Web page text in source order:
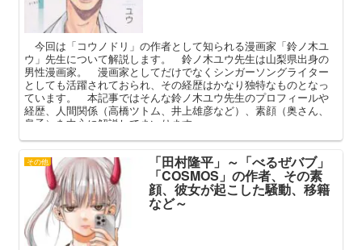
今回は「コウノドリ」の作者として知られる漫画家「鈴ノ木ユ
ウ」先生について解説します。 鈴ノ木ユウ先生は山梨県出身の
男性漫画家。 漫画家としてだけでなくシンガーソングライター
としても活躍されておられ、その経歴はかなり独特なものとなっ
ています。 本記事ではそんな鈴ノ木ユウ先生のプロフィールや
経歴、人間関係（高橋ツトム、井上雄彦など）、素顔（奥さん、
息子）を中心に解説してまいります。
その他 「田村隆平」～「べるぜバブ」
「COSMOS」の作者、その素
顔、彼女が起こした騒動、移籍
など～